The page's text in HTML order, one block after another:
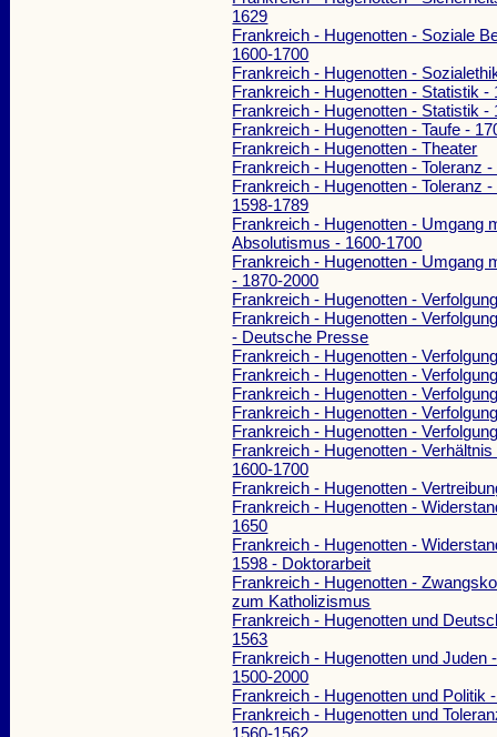
1629
Frankreich - Hugenotten - Soziale
1600-1700
Frankreich - Hugenotten -
Frankreich - Hugenotten - Statistik -
Frankreich - Hugenotten - Statistik -
Frankreich - Hugenotten - Taufe -
Frankreich - Hugenotten - Theater
Frankreich - Hugenotten - Toleranz
Frankreich - Hugenotten - Toleranz
1598-1789
Frankreich - Hugenotten - Umgang
Absolutismus - 1600-1700
Frankreich - Hugenotten - Umgang
- 1870-2000
Frankreich - Hugenotten -
Frankreich - Hugenotten -
- Deutsche Presse
Frankreich - Hugenotten -
Frankreich - Hugenotten -
Frankreich - Hugenotten -
Frankreich - Hugenotten -
Frankreich - Hugenotten -
Frankreich - Hugenotten -
1600-1700
Frankreich - Hugenotten -
Frankreich - Hugenotten -
1650
Frankreich - Hugenotten -
1598 - Doktorarbeit
Frankreich - Hugenotten -
zum Katholizismus
Frankreich - Hugenotten und
1563
Frankreich - Hugenotten und Juden
1500-2000
Frankreich - Hugenotten und Politik
Frankreich - Hugenotten und
1560-1562